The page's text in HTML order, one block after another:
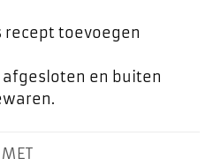
recept toevoegen
afgesloten en buiten